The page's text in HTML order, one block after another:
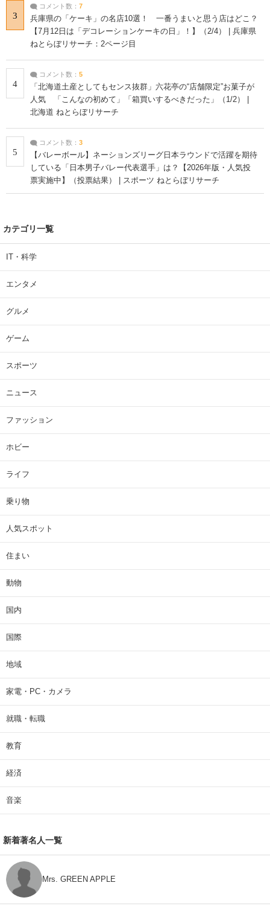
3
コメント数： 7
兵庫県の「ケーキ」の名店10選！ 一番うまいと思う店はどこ？
【7月12日は「デコレーションケーキの日」！】（2/4） | 兵庫県
ねとらぼリサーチ：2ページ目
4
コメント数： 5
「北海道土産としてもセンス抜群」六花亭の“店舗限定”お菓子が
人気 「こんなの初めて」「箱買いするべきだった」（1/2） |
北海道 ねとらぼリサーチ
5
コメント数： 3
【バレーボール】ネーションズリーグ日本ラウンドで活躍を期待
している「日本男子バレー代表選手」は？【2026年版・人気投
票実施中】（投票結果） | スポーツ ねとらぼリサーチ
カテゴリ一覧
IT・科学
エンタメ
グルメ
ゲーム
スポーツ
ニュース
ファッション
ホビー
ライフ
乗り物
人気スポット
住まい
動物
国内
国際
地域
家電・PC・カメラ
就職・転職
教育
経済
音楽
新着著名人一覧
Mrs. GREEN APPLE